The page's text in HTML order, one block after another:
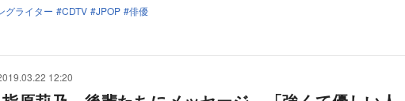
グライター
CDTV JPOP 俳優
12:20